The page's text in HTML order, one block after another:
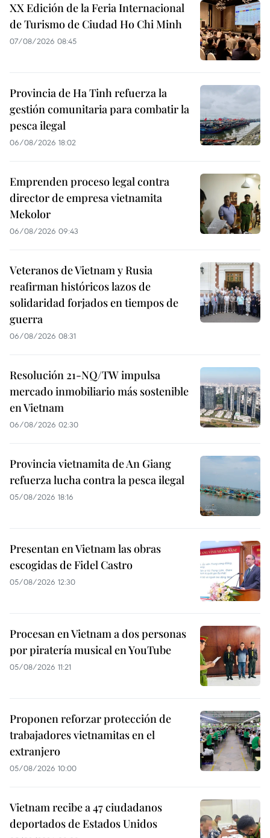
XX Edición de la Feria Internacional
de Turismo de Ciudad Ho Chi Minh
07/08/2026 08:45
Provincia de Ha Tinh refuerza la
gestión comunitaria para combatir la
pesca ilegal
06/08/2026 18:02
Emprenden proceso legal contra
director de empresa vietnamita
Mekolor
06/08/2026 09:43
Veteranos de Vietnam y Rusia
reafirman históricos lazos de
solidaridad forjados en tiempos de
guerra
06/08/2026 08:31
Resolución 21-NQ/TW impulsa
mercado inmobiliario más sostenible
en Vietnam
06/08/2026 02:30
Provincia vietnamita de An Giang
refuerza lucha contra la pesca ilegal
05/08/2026 18:16
Presentan en Vietnam las obras
escogidas de Fidel Castro
05/08/2026 12:30
Procesan en Vietnam a dos personas
por piratería musical en YouTube
05/08/2026 11:21
Proponen reforzar protección de
trabajadores vietnamitas en el
extranjero
05/08/2026 10:00
Vietnam recibe a 47 ciudadanos
deportados de Estados Unidos